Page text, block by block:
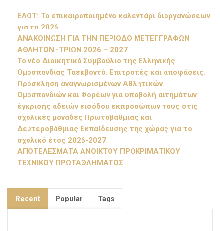
ΕΛΟΤ: Το επικαιροποιημένο καλεντάρι διοργανώσεων
για το 2026
ΑΝΑΚΟΙΝΩΣΗ ΓΙΑ ΤΗΝ ΠΕΡΙΟΔΟ ΜΕΤΕΓΓΡΑΦΩΝ
ΑΘΛΗΤΩΝ -ΤΡΙΩΝ 2026 – 2027
Το νέο Διοικητικό Συμβούλιο της Ελληνικής
Ομοσπονδίας Ταεκβοντό. Επιτροπές και αποφάσεις.
Πρόσκληση αναγνωρισμένων Αθλητικών
Ομοσπονδιών και Φορέων για υποβολή αιτημάτων
έγκρισης αδειών εισόδου εκπροσώπων τους στις
σχολικές μονάδες Πρωτοβάθμιας και
Δευτεροβάθμιας Εκπαίδευσης της χώρας για το
σχολικό έτος 2026-2027
ΑΠΟΤΕΛΕΣΜΑΤΑ ΑΝΟΙΚΤΟΥ ΠΡΟΚΡΙΜΑΤΙΚΟΥ
ΤΕΧΝΙΚΟΥ ΠΡΩΤΑΘΛΗΜΑΤΟΣ
Recent Popular Tags